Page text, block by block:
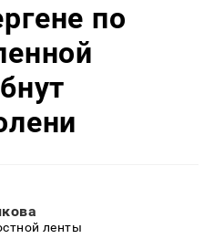
по
ленты